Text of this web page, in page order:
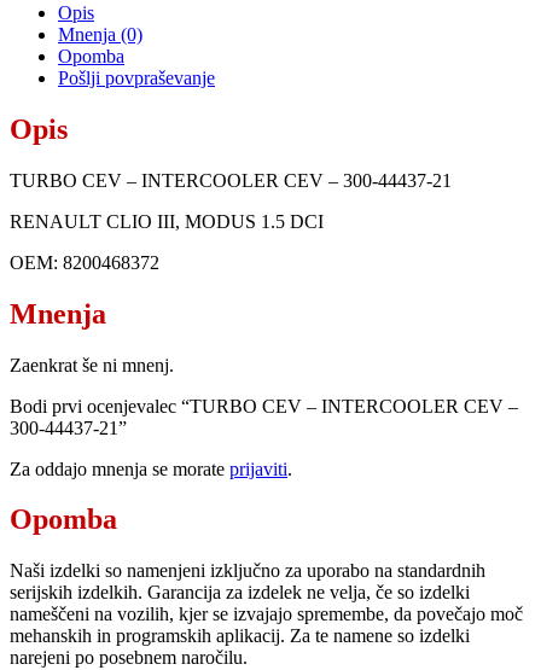
Opis
Mnenja (0)
Opomba
Pošlji povpraševanje
Opis
TURBO CEV – INTERCOOLER CEV – 300-44437-21
RENAULT CLIO III, MODUS 1.5 DCI
OEM: 8200468372
Mnenja
Zaenkrat še ni mnenj.
Bodi prvi ocenjevalec “TURBO CEV – INTERCOOLER CEV –
300-44437-21”
Za oddajo mnenja se morate prijaviti.
Opomba
Naši izdelki so namenjeni izključno za uporabo na standardnih
serijskih izdelkih. Garancija za izdelek ne velja, če so izdelki
nameščeni na vozilih, kjer se izvajajo spremembe, da povečajo moč
mehanskih in programskih aplikacij. Za te namene so izdelki
narejeni po posebnem naročilu.